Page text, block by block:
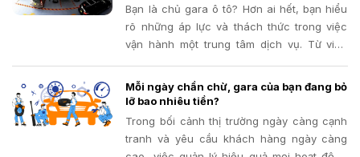
Bạn là chủ gara ô tô? Hơn ai hết, bạn hiểu
rõ những áp lực và thách thức trong việc
vận hành một trung tâm dịch vụ. Từ việc
khách hàng cho đến bài toán tối ưu hóa chi
phí và lợi nhuận
Mỗi ngày chần chừ, gara của bạn đang bỏ
lỡ bao nhiêu tiền?
Trong bối cảnh thị trường ngày càng cạnh
tranh và yêu cầu khách hàng ngày càng